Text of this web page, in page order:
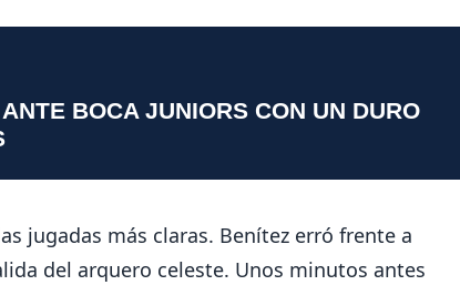
BOCA JUNIORS CON UN DURO
jugadas más claras. Benítez erró frente a
del arquero celeste. Unos minutos antes